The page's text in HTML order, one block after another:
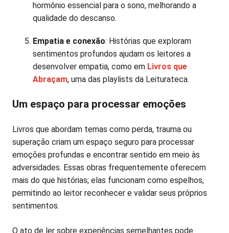
hormônio essencial para o sono, melhorando a
qualidade do descanso.
Empatia e conexão: Histórias que exploram
sentimentos profundos ajudam os leitores a
desenvolver empatia, como em Livros que
Abraçam, uma das playlists da Leiturateca.
Um espaço para processar emoções
Livros que abordam temas como perda, trauma ou
superação criam um espaço seguro para processar
emoções profundas e encontrar sentido em meio às
adversidades. Essas obras frequentemente oferecem
mais do que histórias; elas funcionam como espelhos,
permitindo ao leitor reconhecer e validar seus próprios
sentimentos.
O ato de ler sobre experiências semelhantes pode